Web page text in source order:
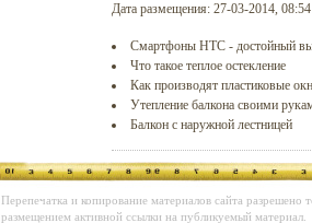
Дата размещения: 27-03-2014, 08:54
Смартфоны HTC - достойный
Что такое теплое остекление
Как производят пластиковые
Утепление балкона своими
Балкон с наружной лестницей
Перепечатка и копирование материалов сайта разрешено
размещением активной ссылки на публикуемый материал.